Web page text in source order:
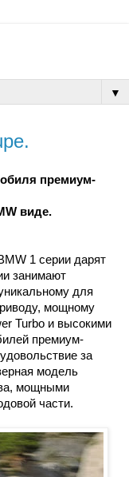
▼
премиум-
виде.
1 серии дарят
занимают
для
мощному
Turbo и высокими
премиум-
за
модель
мощными
части.